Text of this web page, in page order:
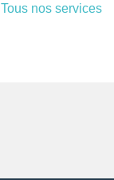
Tous nos services